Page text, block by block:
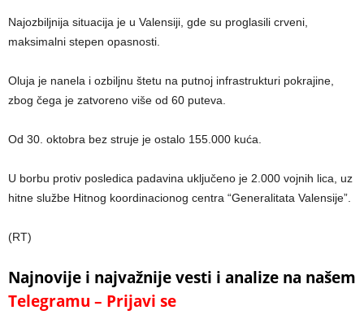
Najozbiljnija situacija je u Valensiji, gde su proglasili crveni,
maksimalni stepen opasnosti.
Oluja je nanela i ozbiljnu štetu na putnoj infrastrukturi pokrajine,
zbog čega je zatvoreno više od 60 puteva.
Od 30. oktobra bez struje je ostalo 155.000 kuća.
U borbu protiv posledica padavina uključeno je 2.000 vojnih lica, uz
hitne službe Hitnog koordinacionog centra “Generalitata Valensije”.
(RT)
Najnovije i najvažnije vesti i analize na našem
Telegramu – Prijavi se